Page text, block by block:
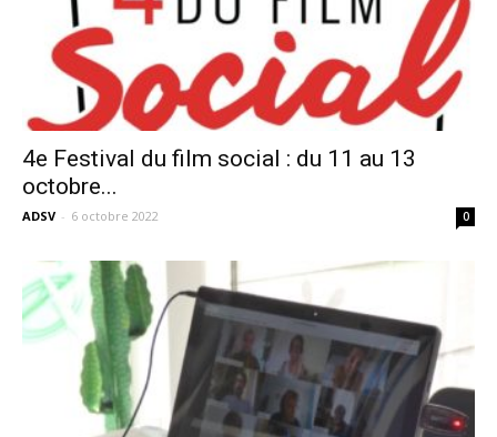
4e Festival du film social : du 11 au 13
octobre...
ADSV - 6 octobre 2022 0